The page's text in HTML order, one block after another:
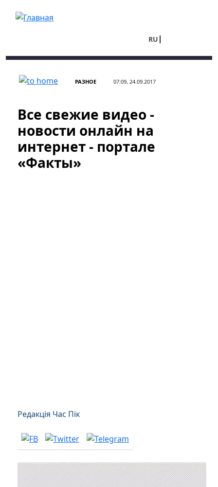
RU
РАЗНОЕ 07:09, 24.09.2017
Все свежие видео -
новости онлайн на
интернет - портале
«Факты»
Редакція Час Пік